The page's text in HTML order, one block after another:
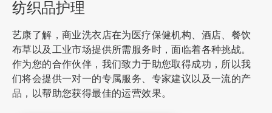
纺织品护理
艺康了解，商业洗衣店在为医疗保健机构、酒店、餐饮
布草以及工业市场提供所需服务时，面临着各种挑战。
作为您的合作伙伴，我们致力于助您取得成功，所以我
们将会提供一对一的专属服务、专家建议以及一流的产
品，以帮助您获得最佳的运营效果。